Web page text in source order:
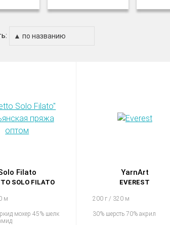
Filato
SOLO FILATO
м
мохер 45% шелк
YarnArt
EVEREST
200 г / 320 м
30% шерсть 70% акрил